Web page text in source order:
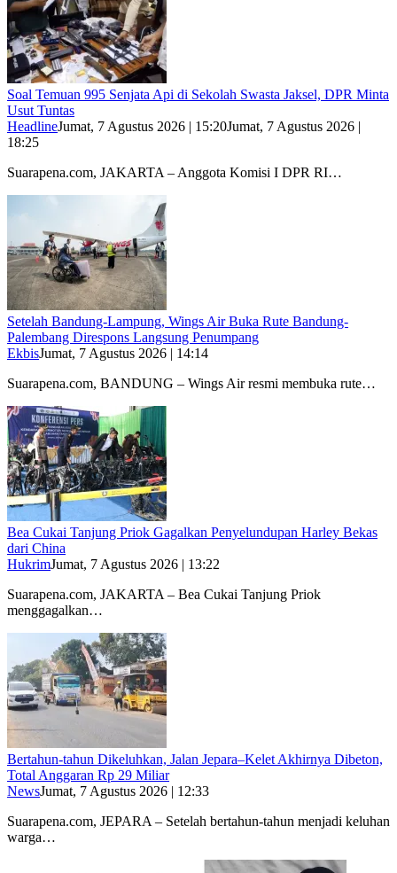
Soal Temuan 995 Senjata Api di Sekolah Swasta Jaksel, DPR Minta
Usut Tuntas
HeadlineJumat, 7 Agustus 2026 | 15:20Jumat, 7 Agustus 2026 |
18:25
Suarapena.com, JAKARTA – Anggota Komisi I DPR RI…
Setelah Bandung-Lampung, Wings Air Buka Rute Bandung-
Palembang Direspons Langsung Penumpang
EkbisJumat, 7 Agustus 2026 | 14:14
Suarapena.com, BANDUNG – Wings Air resmi membuka rute…
Bea Cukai Tanjung Priok Gagalkan Penyelundupan Harley Bekas
dari China
HukrimJumat, 7 Agustus 2026 | 13:22
Suarapena.com, JAKARTA – Bea Cukai Tanjung Priok
menggagalkan…
Bertahun-tahun Dikeluhkan, Jalan Jepara–Kelet Akhirnya Dibeton,
Total Anggaran Rp 29 Miliar
NewsJumat, 7 Agustus 2026 | 12:33
Suarapena.com, JEPARA – Setelah bertahun-tahun menjadi keluhan
warga…